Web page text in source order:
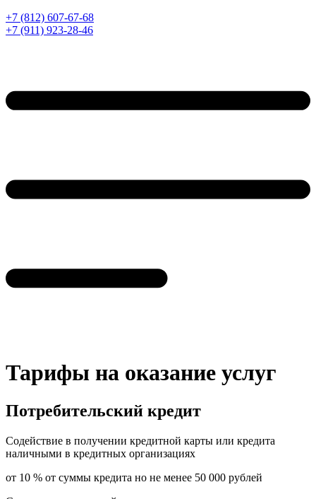
+7 (812) 607-67-68
+7 (911) 923-28-46
Тарифы на оказание услуг
Потребительский кредит
Содействие в получении кредитной карты или кредита
наличными в кредитных организациях
от 10 % от суммы кредита но не менее 50 000 рублей